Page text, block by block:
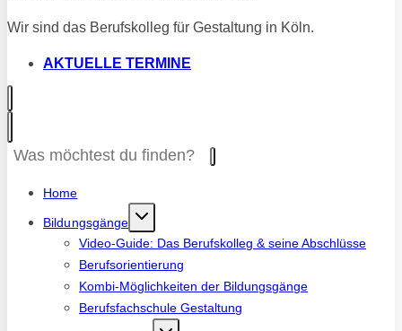
Wir sind das Berufskolleg für Gestaltung in Köln.
AKTUELLE TERMINE
Home
Bildungsgänge
Video-Guide: Das Berufskolleg & seine Abschlüsse
Berufsorientierung
Kombi-Möglichkeiten der Bildungsgänge
Berufsfachschule Gestaltung